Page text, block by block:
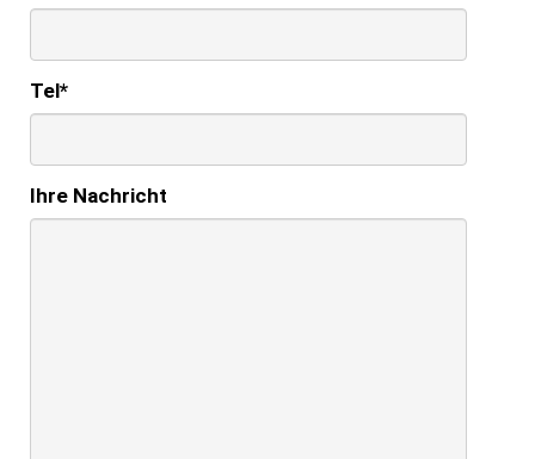
Tel*
Ihre Nachricht